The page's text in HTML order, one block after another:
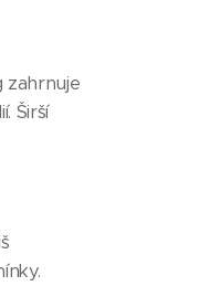
zahrnuje
Širší